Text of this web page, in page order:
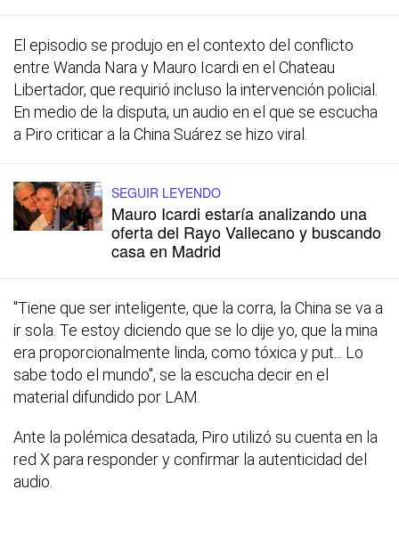
El episodio se produjo en el contexto del conflicto
entre Wanda Nara y Mauro Icardi en el Chateau
Libertador, que requirió incluso la intervención policial.
En medio de la disputa, un audio en el que se escucha
a Piro criticar a la China Suárez se hizo viral.
SEGUIR LEYENDO
Mauro Icardi estaría analizando una
oferta del Rayo Vallecano y buscando
casa en Madrid
"Tiene que ser inteligente, que la corra, la China se va a
ir sola. Te estoy diciendo que se lo dije yo, que la mina
era proporcionalmente linda, como tóxica y put... Lo
sabe todo el mundo", se la escucha decir en el
material difundido por LAM.
Ante la polémica desatada, Piro utilizó su cuenta en la
red X para responder y confirmar la autenticidad del
audio.